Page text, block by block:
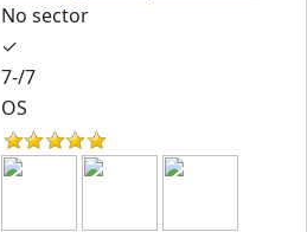
No sector
✓
7-/7
OS